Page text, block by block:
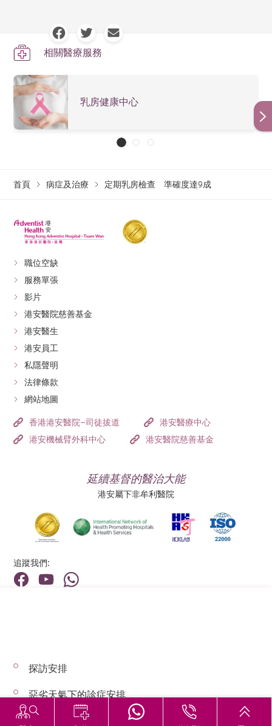
相關醫療服務
乳房健康中心
首頁 病症及治療 定期乳房檢查 準確度達9成
職位空缺
服務單張
影片
港安醫院慈善基金
港安醫生
港安員工
私隱聲明
法律條款
網站地圖
香港港安醫院–司徒拔道
港安醫療中心
港安機械臂外科中心
港安醫院慈善基金
延續基督的醫治大能
港安屬下非牟利醫院
追蹤我們:
© 2026 版權所有 © 港安醫療 保留一切權利
探訪安排
惡劣天氣下的診症安排